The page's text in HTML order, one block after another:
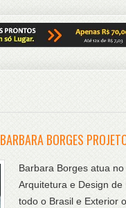
BARBARA BORGES
Barbara Borges atua
Arquitetura e Design de
todo o Brasil e Exterior